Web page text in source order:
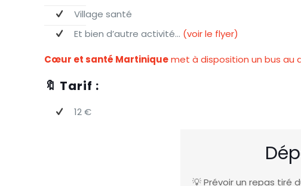
Village santé
Et bien d’autre activité… (voir le flyer)
Cœur et santé Martiniquemet à disposition un bus au
🔖 Tarif :
12 €
💡 Prévoir un repas tiré